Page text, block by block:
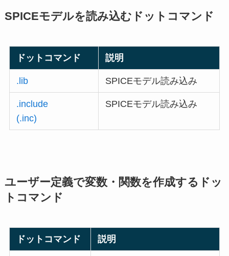
SPICEモデルを読み込むドットコマンド
ドットコマンド 説明
.lib SPICEモデル読み込み
.include
(.inc)
SPICEモデル読み込み
ユーザー定義で変数・関数を作成するドッ
トコマンド
ドットコマンド 説明